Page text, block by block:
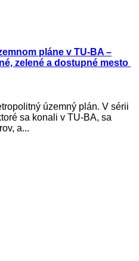
pláne v TU-BA –
zelené a dostupné mesto
územný plán. V sérii
sa konali v TU-BA, sa
a...